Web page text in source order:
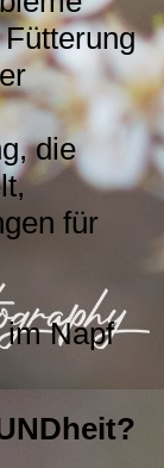
die
für
im Napf